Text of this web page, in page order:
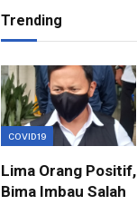
Trending
COVID19
Lima Orang Positif,
Bima Imbau Salah